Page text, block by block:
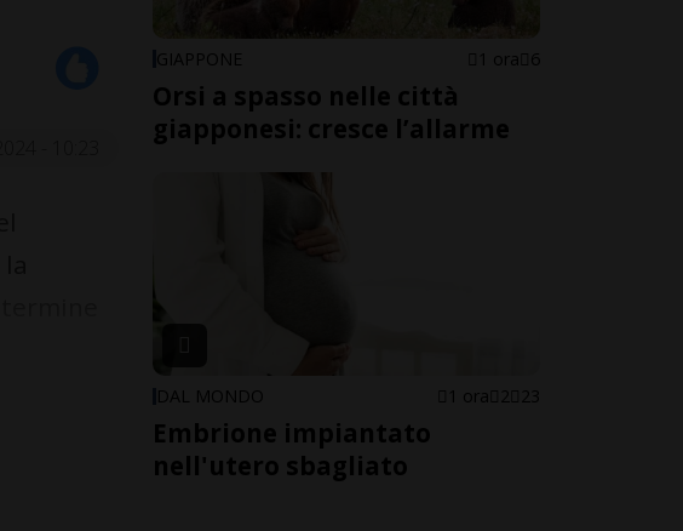
GIAPPONE 1 ora 6
Orsi a spasso nelle città
giapponesi: cresce l’allarme
DAL MONDO 1 ora 2 23
Embrione impiantato
nell'utero sbagliato